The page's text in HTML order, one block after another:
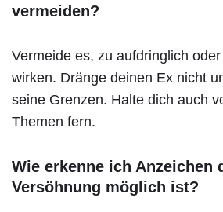
vermeiden?
Vermeide es, zu aufdringlich
wirken. Dränge deinen Ex nicht
seine Grenzen. Halte dich auch
Themen fern.
Wie erkenne ich Anzeichen
Versöhnung möglich ist?